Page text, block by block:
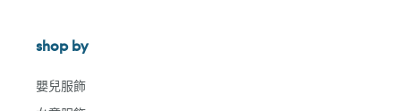
shop by
嬰兒服飾